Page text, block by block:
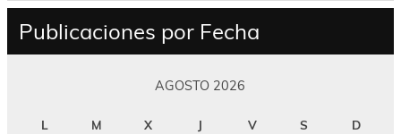
Publicaciones por Fecha
AGOSTO 2026
L M X J V S D